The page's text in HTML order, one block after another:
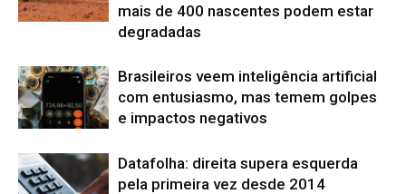
mais de 400 nascentes podem estar
degradadas
Brasileiros veem inteligência artificial
com entusiasmo, mas temem golpes
e impactos negativos
Datafolha: direita supera esquerda
pela primeira vez desde 2014